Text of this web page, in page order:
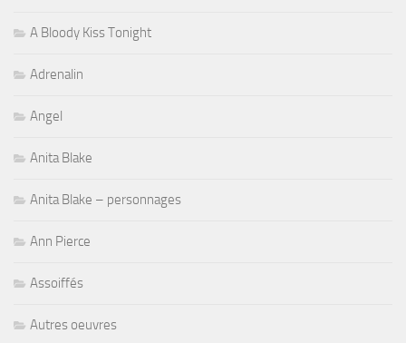
A Bloody Kiss Tonight
Adrenalin
Angel
Anita Blake
Anita Blake – personnages
Ann Pierce
Assoiffés
Autres oeuvres